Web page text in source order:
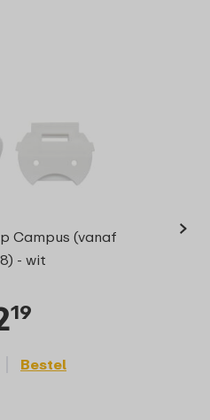
Campus (vanaf
- wit
19
Bestel
›